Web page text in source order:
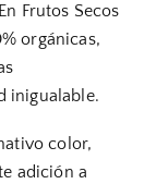
Frutos Secos
orgánicas,
inigualable.
color,
adición a